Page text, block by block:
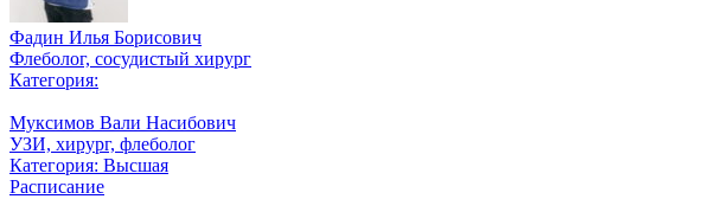
Фадин Илья Борисович
Флеболог, сосудистый хирург
Категория:
Муксимов Вали Насибович
УЗИ, хирург, флеболог
Категория: Высшая
Расписание